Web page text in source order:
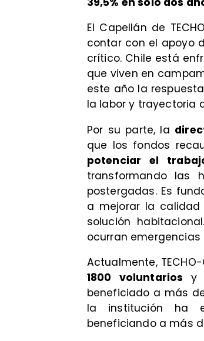
El Capellán de
contar con el apoyo
crítico. Chile está
que viven en
este año la
la labor y trayectoria
Por su parte, la
que los fondos
potenciar el
transformando las
postergadas. Es
a mejorar la
solución
ocurran
Actualmente,
1800 voluntarios y
beneficiado a más
la institución ha
beneficiando a más